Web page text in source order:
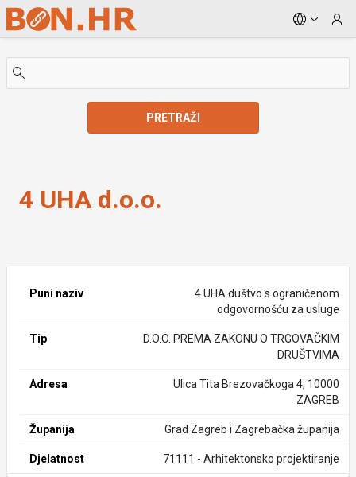
Skip to Main Content
PRETRAŽI
4 UHA d.o.o.
Puni naziv
4 UHA duštvo s ograničenom
odgovornošću za usluge
Tip
D.O.O. PREMA ZAKONU O TRGOVAČKIM
DRUŠTVIMA
Adresa
Ulica Tita Brezovačkoga 4, 10000
ZAGREB
Županija Grad Zagreb i Zagrebačka županija
Djelatnost 71111 - Arhitektonsko projektiranje